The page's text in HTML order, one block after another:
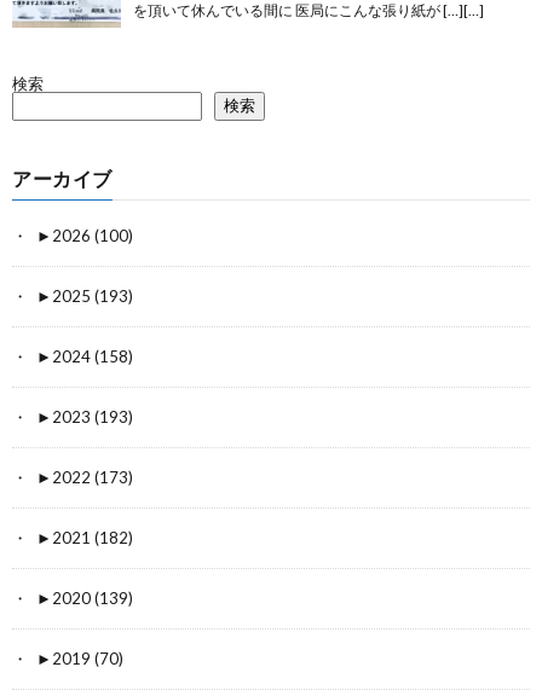
を頂いて休んでいる間に 医局にこんな張り紙が […][…]
検索
検索
アーカイブ
► 2026 (100)
► 2025 (193)
► 2024 (158)
► 2023 (193)
► 2022 (173)
► 2021 (182)
► 2020 (139)
► 2019 (70)